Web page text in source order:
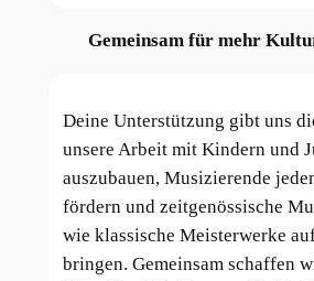
Gemeinsam für mehr
Deine Unterstützung gibt uns
unsere Arbeit mit Kindern und
auszubauen, Musizierende
fördern und zeitgenössische
wie klassische Meisterwerke
bringen. Gemeinsam schaffen